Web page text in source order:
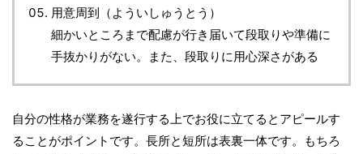
用意周到（よういしゅうとう）
細かいところまで配慮が行き届いて段取りや準備に
手抜かりがない。また、段取りに用心深さがある
自分の性格が業務を遂行する上でお役に立てるとアピールす
ることがポイントです。長所と短所は表裏一体です。もちろ